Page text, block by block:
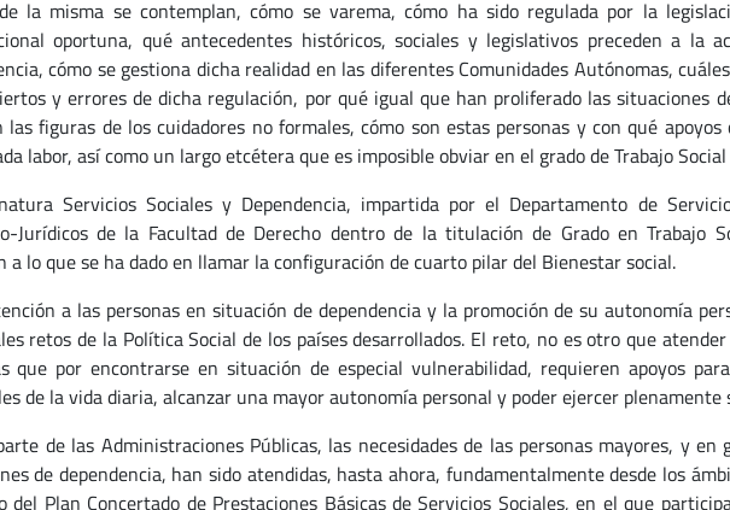
la misma se contemplan, cómo se varema, cómo ha sido regulada por la
oportuna, qué antecedentes históricos, sociales y legislativos preceden a la
cómo se gestiona dicha realidad en las diferentes Comunidades Autónomas,
y errores de dicha regulación, por qué igual que han proliferado las situaciones
las figuras de los cuidadores no formales, cómo son estas personas y con qué
labor, así como un largo etcétera que es imposible obviar en el grado de Trabajo
Servicios Sociales y Dependencia, impartida por el Departamento de
Jurídicos de la Facultad de Derecho dentro de la titulación de Grado en Trabajo
a lo que se ha dado en llamar la configuración de cuarto pilar del Bienestar social.
a las personas en situación de dependencia y la promoción de su autonomía
retos de la Política Social de los países desarrollados. El reto, no es otro que
que por encontrarse en situación de especial vulnerabilidad, requieren apoyos
de la vida diaria, alcanzar una mayor autonomía personal y poder ejercer plenamente
de las Administraciones Públicas, las necesidades de las personas mayores, y en
de dependencia, han sido atendidas, hasta ahora, fundamentalmente desde los
del Plan Concertado de Prestaciones Básicas de Servicios Sociales, en el que